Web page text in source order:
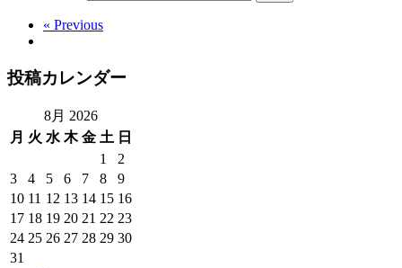
« Previous
投稿カレンダー
8月 2026
月 火 水 木 金 土 日
1
2
3
4 5 6 7 8
9
10 11 12 13 14 15 16
17 18 19 20 21 22 23
24 25 26 27 28 29 30
31